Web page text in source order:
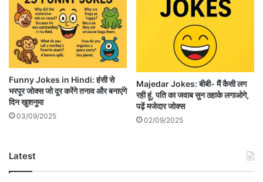
Funny Jokes in Hindi: हंसी से
भरपूर जोक्स जो दूर करेंगे तनाव और बनाएंगे
दिन खुशनुमा
03/09/2025
Majedar Jokes: बीबी- मैं कैसी लग
रही हूं, पति का जवाब सुन ठहाके लगाओगे,
पढ़ें मजेदार जोक्स
02/09/2025
Latest